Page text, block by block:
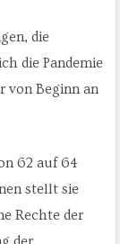
die
die Pandemie
von Beginn an
62 auf 64
stellt sie
Rechte der